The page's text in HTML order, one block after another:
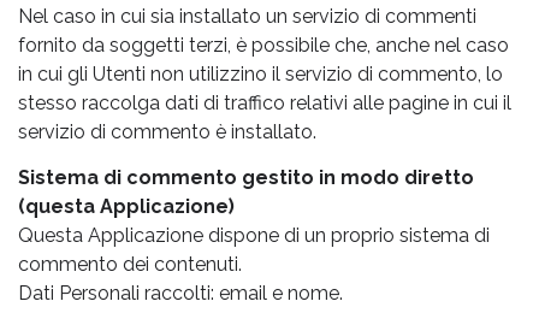
Nel caso in cui sia installato un servizio di commenti
fornito da soggetti terzi, è possibile che, anche nel caso
in cui gli Utenti non utilizzino il servizio di commento, lo
stesso raccolga dati di traffico relativi alle pagine in cui il
servizio di commento è installato.
Sistema di commento gestito in modo diretto
(questa Applicazione)
Questa Applicazione dispone di un proprio sistema di
commento dei contenuti.
Dati Personali raccolti: email e nome.